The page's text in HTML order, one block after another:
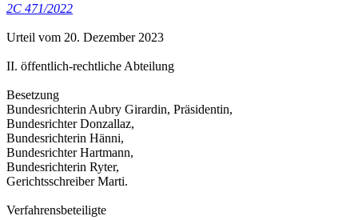
2C 471/2022
Urteil vom 20. Dezember 2023
II. öffentlich-rechtliche Abteilung
Besetzung
Bundesrichterin Aubry Girardin, Präsidentin,
Bundesrichter Donzallaz,
Bundesrichterin Hänni,
Bundesrichter Hartmann,
Bundesrichterin Ryter,
Gerichtsschreiber Marti.
Verfahrensbeteiligte